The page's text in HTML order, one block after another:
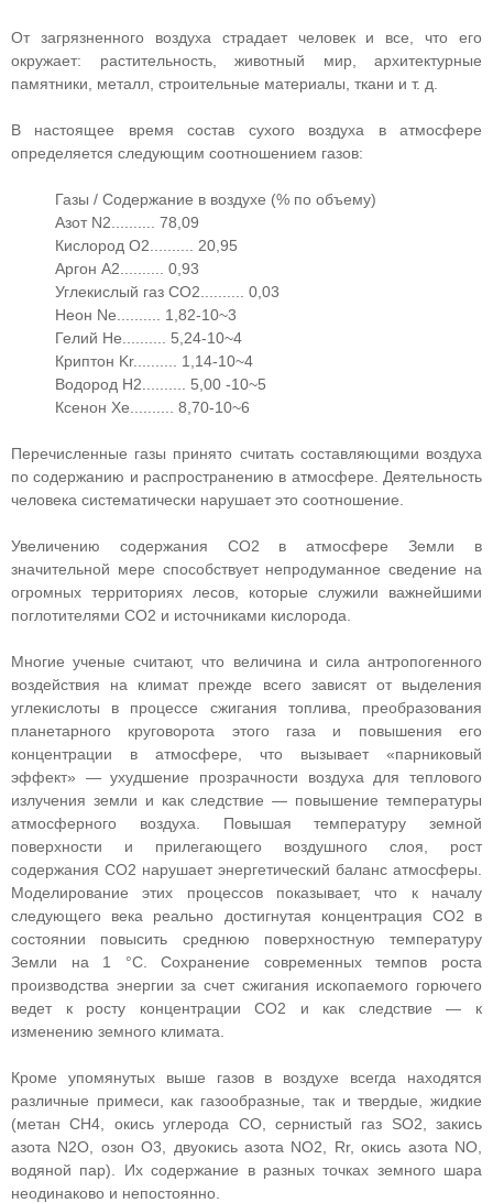
От загрязненного воздуха страдает человек и все, что его
окружает: растительность, животный мир, архитектурные
памятники, металл, строительные материалы, ткани и т. д.
В настоящее время состав сухого воздуха в атмосфере
определяется следующим соотношением газов:
Газы / Содержание в воздухе (% по объему)
Азот N2.......... 78,09
Кислород O2.......... 20,95
Аргон A2.......... 0,93
Углекислый газ CO2.......... 0,03
Неон Ne.......... 1,82-10~3
Гелий He.......... 5,24-10~4
Криптон Kr.......... 1,14-10~4
Водород H2.......... 5,00 -10~5
Ксенон Xe.......... 8,70-10~6
Перечисленные газы принято считать составляющими воздуха
по содержанию и распространению в атмосфере. Деятельность
человека систематически нарушает это соотношение.
Увеличению содержания СО2 в атмосфере Земли в
значительной мере способствует непродуманное сведение на
огромных территориях лесов, которые служили важнейшими
поглотителями СО2 и источниками кислорода.
Многие ученые считают, что величина и сила антропогенного
воздействия на климат прежде всего зависят от выделения
углекислоты в процессе сжигания топлива, преобразования
планетарного круговорота этого газа и повышения его
концентрации в атмосфере, что вызывает «парниковый
эффект» — ухудшение прозрачности воздуха для теплового
излучения земли и как следствие — повышение температуры
атмосферного воздуха. Повышая температуру земной
поверхности и прилегающего воздушного слоя, рост
содержания СО2 нарушает энергетический баланс атмосферы.
Моделирование этих процессов показывает, что к началу
следующего века реально достигнутая концентрация СО2 в
состоянии повысить среднюю поверхностную температуру
Земли на 1 °С. Сохранение современных темпов роста
производства энергии за счет сжигания ископаемого горючего
ведет к росту концентрации СО2 и как следствие — к
изменению земного климата.
Кроме упомянутых выше газов в воздухе всегда находятся
различные примеси, как газообразные, так и твердые, жидкие
(метан CH4, окись углерода CO, сернистый газ SO2, закись
азота N2O, озон O3, двуокись азота NO2, Rr, окись азота NO,
водяной пар). Их содержание в разных точках земного шара
неодинаково и непостоянно.